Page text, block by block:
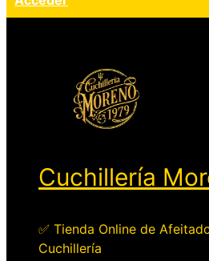
Cuchillería
✅ Tienda Online de
Cuchillería